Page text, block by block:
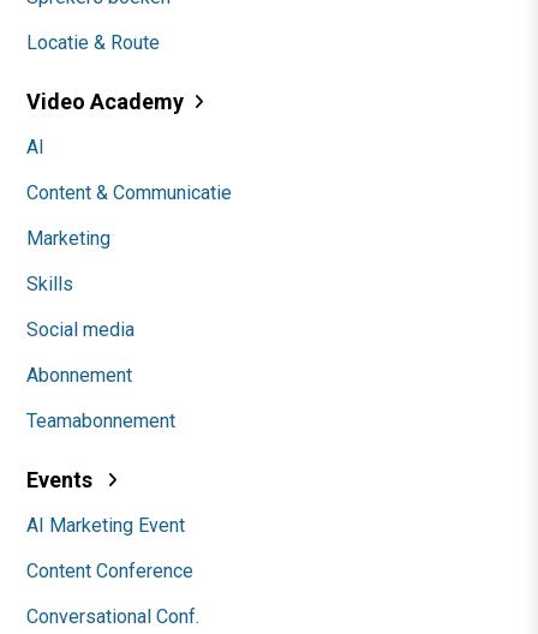
Locatie & Route
Video Academy
AI
Content & Communicatie
Marketing
Skills
Social media
Abonnement
Teamabonnement
Events
AI Marketing Event
Content Conference
Conversational Conf.